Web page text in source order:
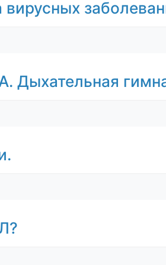
Дыхательная